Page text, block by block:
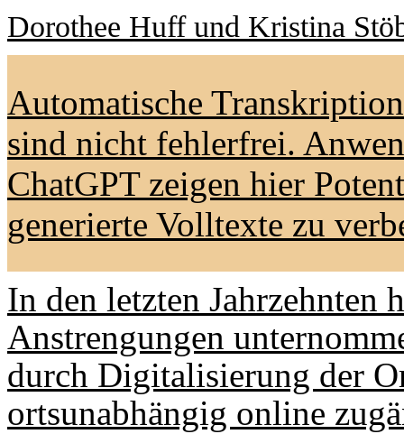
Dorothee Huff und Kristina
Automatische
sind nicht fehlerfrei.
ChatGPT zeigen hier
generierte Volltexte zu
In den letzten Jahrzehnten
Anstrengungen
durch Digitalisierung der
ortsunabhängig online